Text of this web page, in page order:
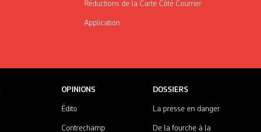
Réductions de la Carte Côté Courrier
Application
OPINIONS
Édito
Contrechamp
DOSSIERS
La presse en danger
De la fourche à la